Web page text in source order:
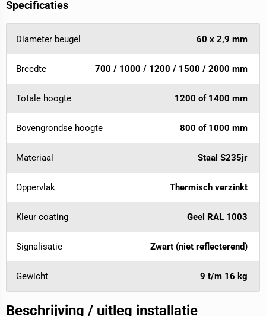
Specificaties
Diameter beugel 60 x 2,9 mm
Breedte 700 / 1000 / 1200 / 1500 / 2000 mm
Totale hoogte 1200 of 1400 mm
Bovengrondse hoogte 800 of 1000 mm
Materiaal Staal S235jr
Oppervlak Thermisch verzinkt
Kleur coating Geel RAL 1003
Signalisatie Zwart (niet reflecterend)
Gewicht 9 t/m 16 kg
Beschrijving / uitleg installatie